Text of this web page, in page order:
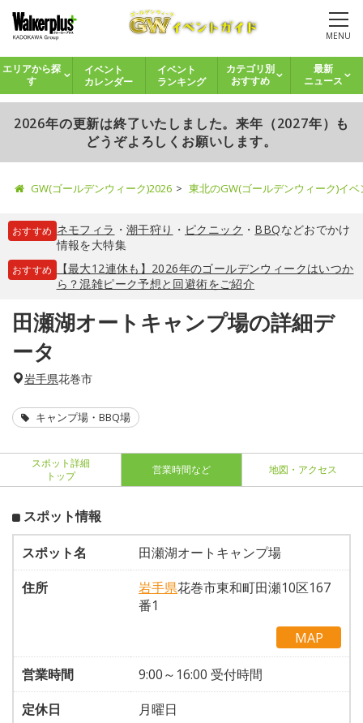
MENU
エリアから探
す
イベント
カレンダー
イベント
ランキング
カテゴリ別
おすすめ
最新
ニュース
2026年の更新は終了いたしました。来年（2027年）も
どうぞよろしくお願いします。
GW(ゴールデンウィーク)2026 東北のGW(ゴールデンウィーク)イ
おすすめ ネモフィラ ・ 潮干狩り ・ ピクニック ・ BBQなどおでかけ
情報を大特集
おすすめ
【最大12連休も】2026年のゴールデンウィークはいつか
ら？混雑ピーク予想と回避術をご紹介
田瀬湖オートキャンプ場の詳細デ
ータ
岩手県花巻市
キャンプ場・BBQ場
スポット詳細
トップ
営業時間など 地図・アクセス
スポット情報
スポット名
田瀬湖オートキャンプ場
住所
岩手県花巻市東和町田瀬10区167
番1
MAP
営業時間
9:00～16:00 受付時間
定休日
月曜日